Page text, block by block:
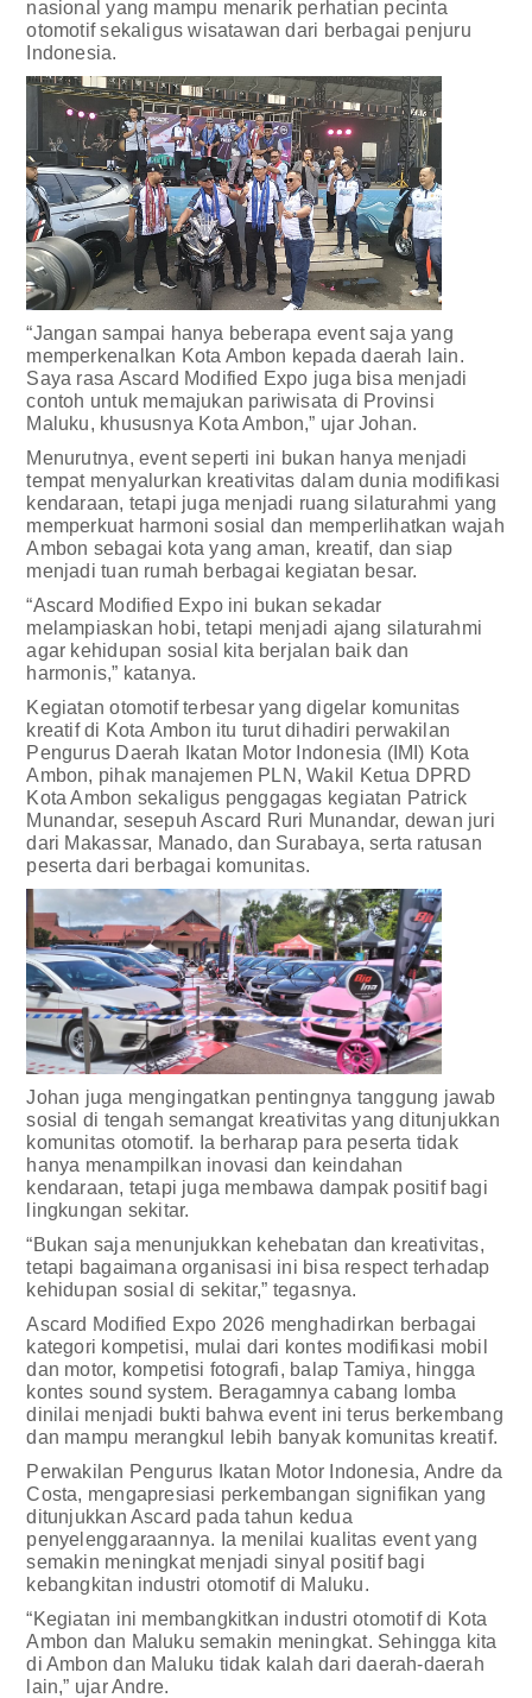
nasional yang mampu menarik perhatian pecinta
otomotif sekaligus wisatawan dari berbagai penjuru
Indonesia.
“Jangan sampai hanya beberapa event saja yang
memperkenalkan Kota Ambon kepada daerah lain.
Saya rasa Ascard Modified Expo juga bisa menjadi
contoh untuk memajukan pariwisata di Provinsi
Maluku, khususnya Kota Ambon,” ujar Johan.
Menurutnya, event seperti ini bukan hanya menjadi
tempat menyalurkan kreativitas dalam dunia modifikasi
kendaraan, tetapi juga menjadi ruang silaturahmi yang
memperkuat harmoni sosial dan memperlihatkan wajah
Ambon sebagai kota yang aman, kreatif, dan siap
menjadi tuan rumah berbagai kegiatan besar.
“Ascard Modified Expo ini bukan sekadar
melampiaskan hobi, tetapi menjadi ajang silaturahmi
agar kehidupan sosial kita berjalan baik dan
harmonis,” katanya.
Kegiatan otomotif terbesar yang digelar komunitas
kreatif di Kota Ambon itu turut dihadiri perwakilan
Pengurus Daerah Ikatan Motor Indonesia (IMI) Kota
Ambon, pihak manajemen PLN, Wakil Ketua DPRD
Kota Ambon sekaligus penggagas kegiatan Patrick
Munandar, sesepuh Ascard Ruri Munandar, dewan juri
dari Makassar, Manado, dan Surabaya, serta ratusan
peserta dari berbagai komunitas.
Johan juga mengingatkan pentingnya tanggung jawab
sosial di tengah semangat kreativitas yang ditunjukkan
komunitas otomotif. Ia berharap para peserta tidak
hanya menampilkan inovasi dan keindahan
kendaraan, tetapi juga membawa dampak positif bagi
lingkungan sekitar.
“Bukan saja menunjukkan kehebatan dan kreativitas,
tetapi bagaimana organisasi ini bisa respect terhadap
kehidupan sosial di sekitar,” tegasnya.
Ascard Modified Expo 2026 menghadirkan berbagai
kategori kompetisi, mulai dari kontes modifikasi mobil
dan motor, kompetisi fotografi, balap Tamiya, hingga
kontes sound system. Beragamnya cabang lomba
dinilai menjadi bukti bahwa event ini terus berkembang
dan mampu merangkul lebih banyak komunitas kreatif.
Perwakilan Pengurus Ikatan Motor Indonesia, Andre da
Costa, mengapresiasi perkembangan signifikan yang
ditunjukkan Ascard pada tahun kedua
penyelenggaraannya. Ia menilai kualitas event yang
semakin meningkat menjadi sinyal positif bagi
kebangkitan industri otomotif di Maluku.
“Kegiatan ini membangkitkan industri otomotif di Kota
Ambon dan Maluku semakin meningkat. Sehingga kita
di Ambon dan Maluku tidak kalah dari daerah-daerah
lain,” ujar Andre.